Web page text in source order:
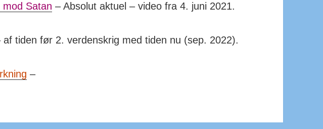
mod Satan – Absolut aktuel – video fra 4. juni 2021.
af tiden før 2. verdenskrig med tiden nu (sep. 2022).
–